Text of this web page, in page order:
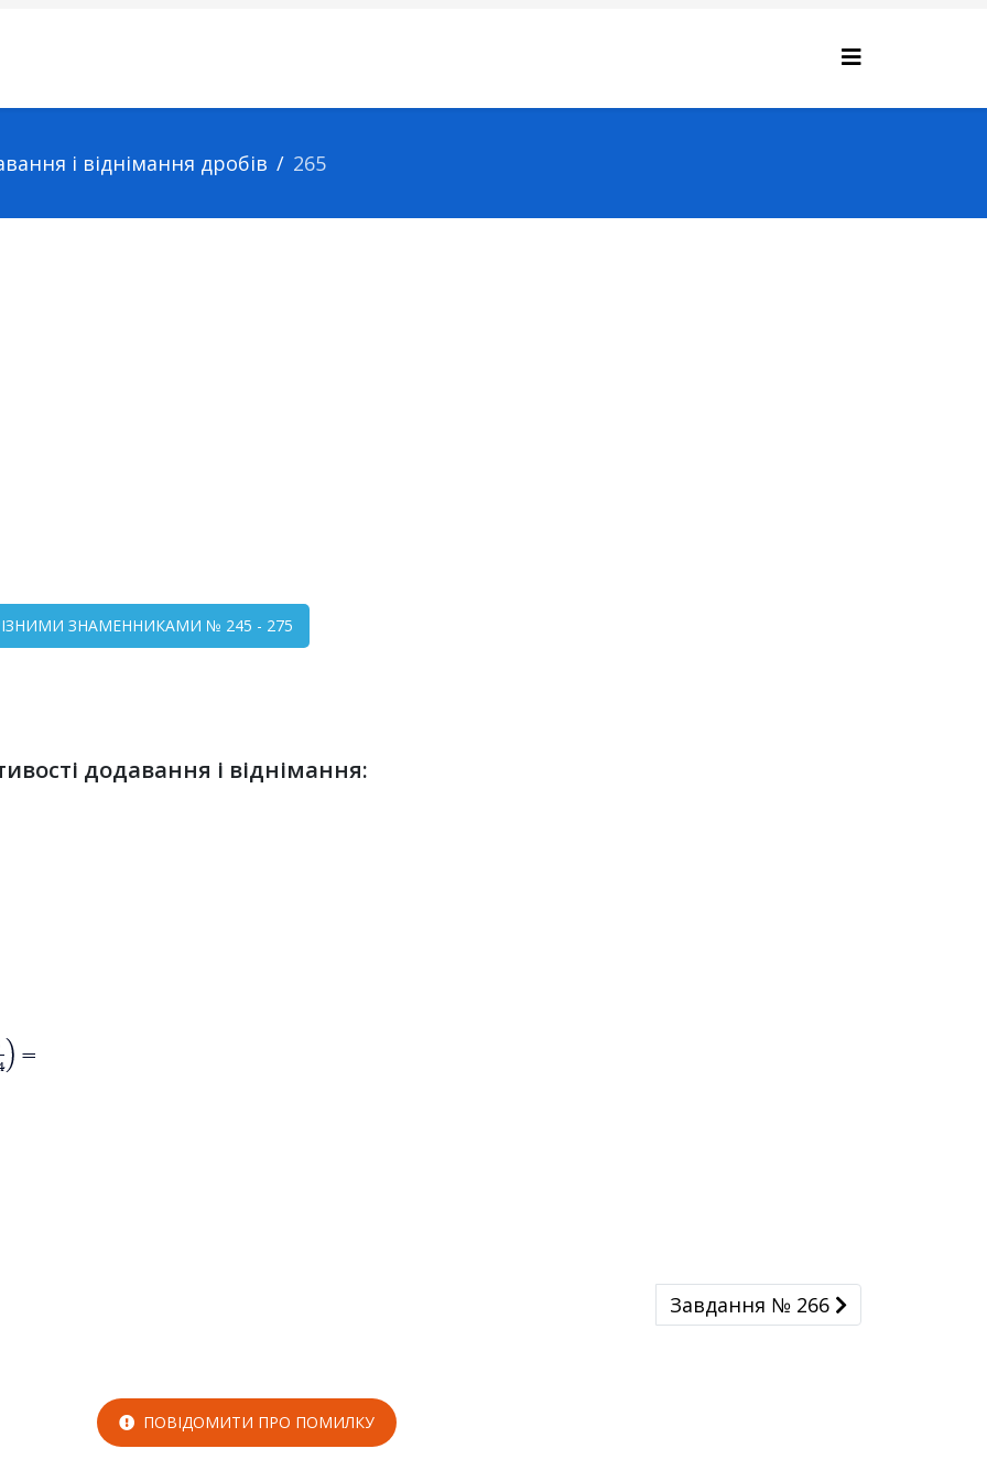
і віднімання дробів 265
ЗНАМЕННИКАМИ № 245 - 275
додавання і віднімання:
Завдання № 266
Завдання № 266
ПОВІДОМИТИ ПРО ПОМИЛКУ